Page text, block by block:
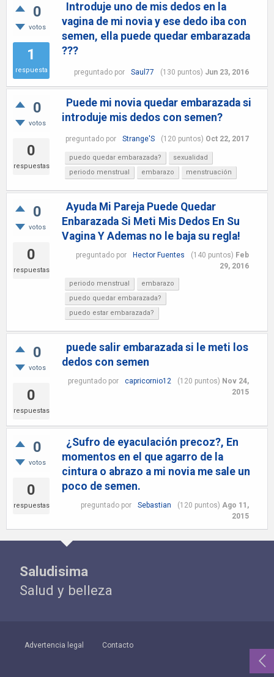
0
votos
1
respuesta
Introduje uno de mis dedos en la
vagina de mi novia y ese dedo iba con
semen, ella puede quedar embarazada
???
preguntado por Saul77 (130 puntos) Jun 23, 2016
0
votos
0
respuestas
Puede mi novia quedar embarazada si
introduje mis dedos con semen?
preguntado por Strange'S (120 puntos) Oct 22, 2017
puedo quedar embarazada?
sexualidad
periodo menstrual
embarazo menstruación
0
votos
0
respuestas
Ayuda Mi Pareja Puede Quedar
Enbarazada Si Meti Mis Dedos En Su
Vagina Y Ademas no le baja su regla!
preguntado por Hector Fuentes (140 puntos) Feb
29, 2016
periodo menstrual
embarazo
puedo quedar embarazada?
puedo estar embarazada?
0
votos
0
respuestas
puede salir embarazada si le meti los
dedos con semen
preguntado por capricornio12 (120 puntos) Nov 24,
2015
0
votos
0
respuestas
¿Sufro de eyaculación precoz?, En
momentos en el que agarro de la
cintura o abrazo a mi novia me sale un
poco de semen.
preguntado por Sebastian (120 puntos) Ago 11,
2015
Saludisima
Salud y belleza
Advertencia legal Contacto